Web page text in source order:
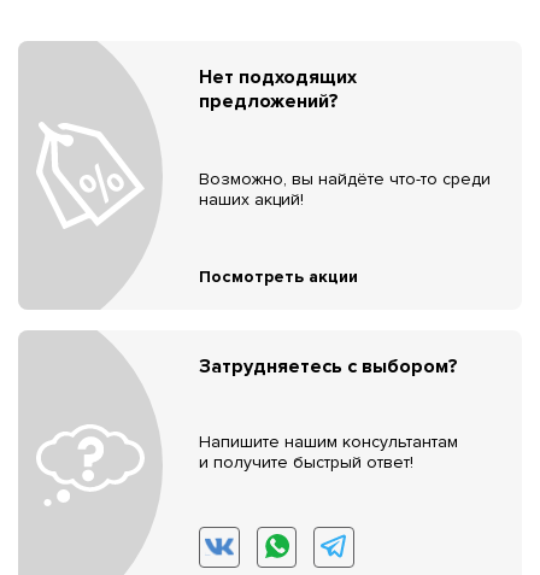
Нет подходящих
предложений?
Возможно, вы найдёте что-то среди
наших акций!
Посмотреть акции
Затрудняетесь с выбором?
Напишите нашим консультантам
и получите быстрый ответ!